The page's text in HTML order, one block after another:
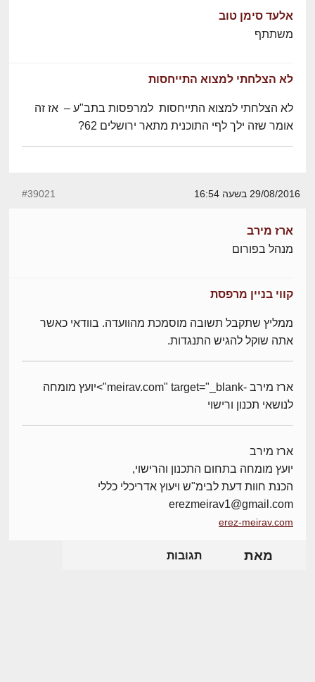
אלעד סימן טוב
משתתף
לא הצלחתי למצוא התייחסות
לא הצלחתי למצוא התייחסות למרפסות בתב"ע – אז זה
אומר שזה ילך לףי התוכנית מתאר ירושלים 62?
29/08/2016 בשעה 16:54 #39021
ארז מירב
מנהל בפורום
קווי בניין מרפסת
ממליץ שתקבל תשובה מוסמכת מהוועדה. בוודאי כאשר
אתה שוקל להגיש התנגדות.
ארז מירב -meirav.com" target="_blank">יועץ מומחה
לנושאי תכנון ורישוי
ארז מירב
יועץ מומחה בתחום התכנון והרישוי,
הכנת חוות דעת לבימ"ש ויעוץ אדריכלי כללי
erezmeirav1@gmail.com
erez-meirav.com
מאת תגובות